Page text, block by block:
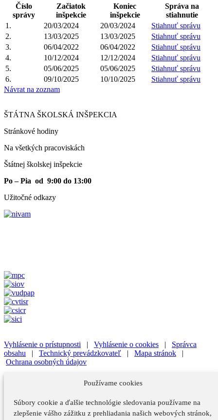
Používame cookies
Súbory cookie a ďalšie technológie sledovania používame na
zlepšenie vášho zážitku z prehliadania našich webových stránok,
Číslo
správy
Začiatok
inšpekcie
Koniec
inšpekcie
Správa na
stiahnutie
1.
20/03/2024 20/03/2024
Stiahnuť správu
2.
13/03/2025 13/03/2025
Stiahnuť správu
3.
06/04/2022 06/04/2022
Stiahnuť správu
4.
10/12/2024 12/12/2024
Stiahnuť správu
5.
05/06/2025 05/06/2025
Stiahnuť správu
6.
09/10/2025 10/10/2025
Stiahnuť správu
Návrat na zoznam
ŠTÁTNA ŠKOLSKÁ INŠPEKCIA
Stránkové hodiny​
Na všetkých pracoviskách
Štátnej školskej inšpekcie
Po – Pia od 9:00 do 13:00
Užitočné odkazy
Vyhlásenie o prístupnosti | Vyhlásenie o cookies | Správca
obsahu | Technický prevádzkovateľ | Mapa stránok |
Ochrana osobných údajov
Vyhlásenie o cookies
Technický prevádzkovateľ|Mapa stránok|Ochrana osobných
údajov